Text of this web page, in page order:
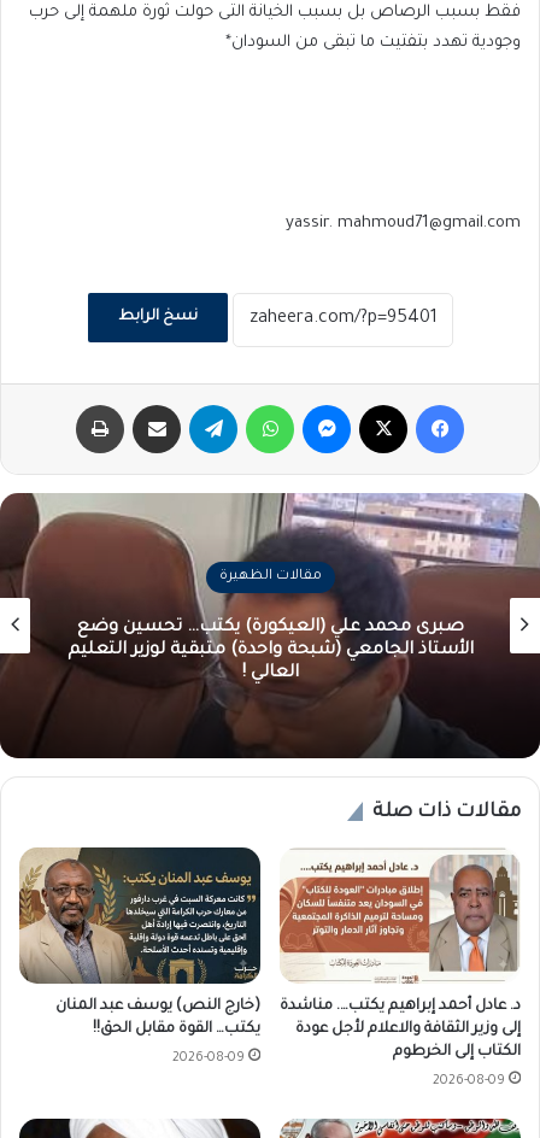
فقط بسبب الرصاص بل بسبب الخيانة التى حولت ثورة ملهمة إلى حرب
وجودية تهدد بتفتيت ما تبقى من السودان*
yassir. mahmoud71@gmail.com
نسخ الرابط
فيسبوك ماسنجر واتساب تيلقرام مشاركة عبر البريد
مقالات الظهيرة
صبرى محمد علي (العيكورة) يكتب… تحسين وضع
الأستاذ الجامعي (شبحة واحدة) متبقية لوزير التعليم
العالي !
مقالات ذات صلة
د. عادل أحمد إبراهيم يكتب…. مناشدة
إلى وزير الثقافة والاعلام لأجل عودة
الكتاب إلى الخرطوم
2026-08-09
(خارج النص) يوسف عبد المنان
يكتب… القوة مقابل الحق!!
2026-08-09